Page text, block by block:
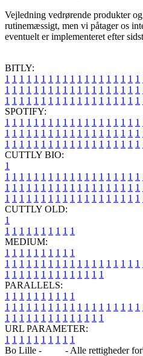
Vejledning vedrørende produkter
rutinemæssigt, men vi påtager os
eventuelt er implementeret efter
BITLY:
1 1 1 1 1 1 1 1 1 1 1 1 1 1 1 1 1 1 1
1 1 1 1 1 1 1 1 1 1 1 1 1 1 1 1 1 1 1
1 1 1 1 1 1 1 1 1 1 1 1 1 1 1 1 1 1 1
SPOTIFY:
1 1 1 1 1 1 1 1 1 1 1 1 1 1 1 1 1 1 1
1 1 1 1 1 1 1 1 1 1 1 1 1 1 1 1 1 1 1
1 1 1 1 1 1 1 1 1 1 1 1 1 1 1 1 1 1 1
CUTTLY BIO:
1
1 1 1 1 1 1 1 1 1 1 1 1 1 1 1 1 1 1 1
1 1 1 1 1 1 1 1 1 1 1 1 1 1 1 1 1 1 1
1 1 1 1 1 1 1 1 1 1 1 1 1 1 1 1 1 1 1
CUTTLY OLD:
1
1 1 1 1 1 1 1 1 1 1
MEDIUM:
1 1 1 1 1 1 1 1 1 1
1 1 1 1 1 1 1 1 1 1 1 1 1 1 1 1 1 1 1
1 1 1 1 1 1 1 1 1 1 1 1 1 1
PARALLELS:
1 1 1 1 1 1 1 1 1 1
1 1 1 1 1 1 1 1 1 1 1 1 1 1 1 1 1 1 1
1 1 1 1 1 1 1 1 1 1 1 1 1 1
URL PARAMETER:
1 1 1 1 1 1 1 1 1 1
Bo Lille -
- Alle rettigheder